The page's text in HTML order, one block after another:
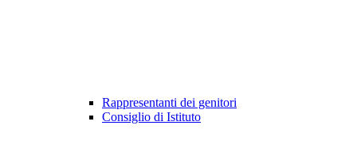
Rappresentanti dei genitori
Consiglio di Istituto